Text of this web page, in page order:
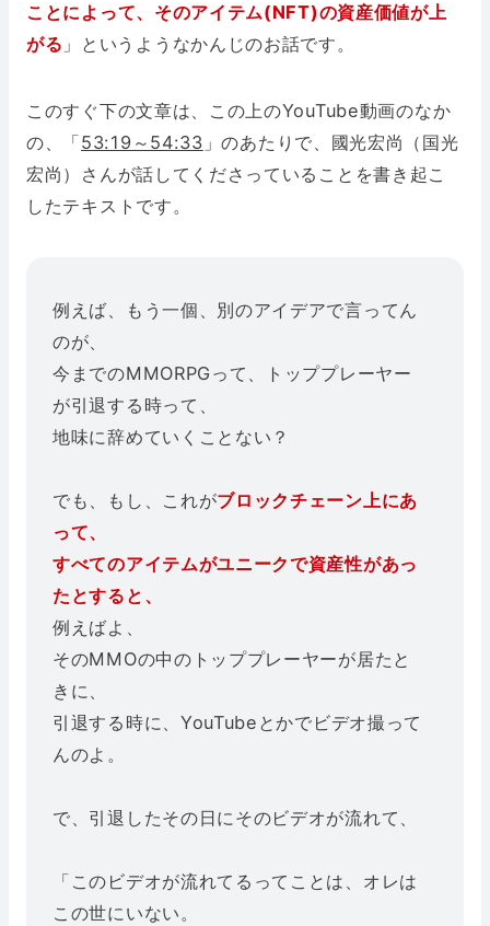
ことによって、そのアイテム(NFT)の資産価値が上
がる 」というようなかんじのお話です。
このすぐ下の文章は、この上のYouTube動画のなか
の、「53:19～54:33 」のあたりで、國光宏尚（国光
宏尚）さんが話してくださっていることを書き起こ
したテキストです。
例えば、もう一個、別のアイデアで言ってん
のが、
今までのMMORPGって、トッププレーヤー
が引退する時って、
地味に辞めていくことない？
でも、もし、これがブロックチェーン上にあ
って、
すべてのアイテムがユニークで資産性があっ
たとすると、
例えばよ、
そのMMOの中のトッププレーヤーが居たと
きに、
引退する時に、YouTubeとかでビデオ撮って
んのよ。
で、引退したその日にそのビデオが流れて、
「このビデオが流れてるってことは、オレは
この世にいない。